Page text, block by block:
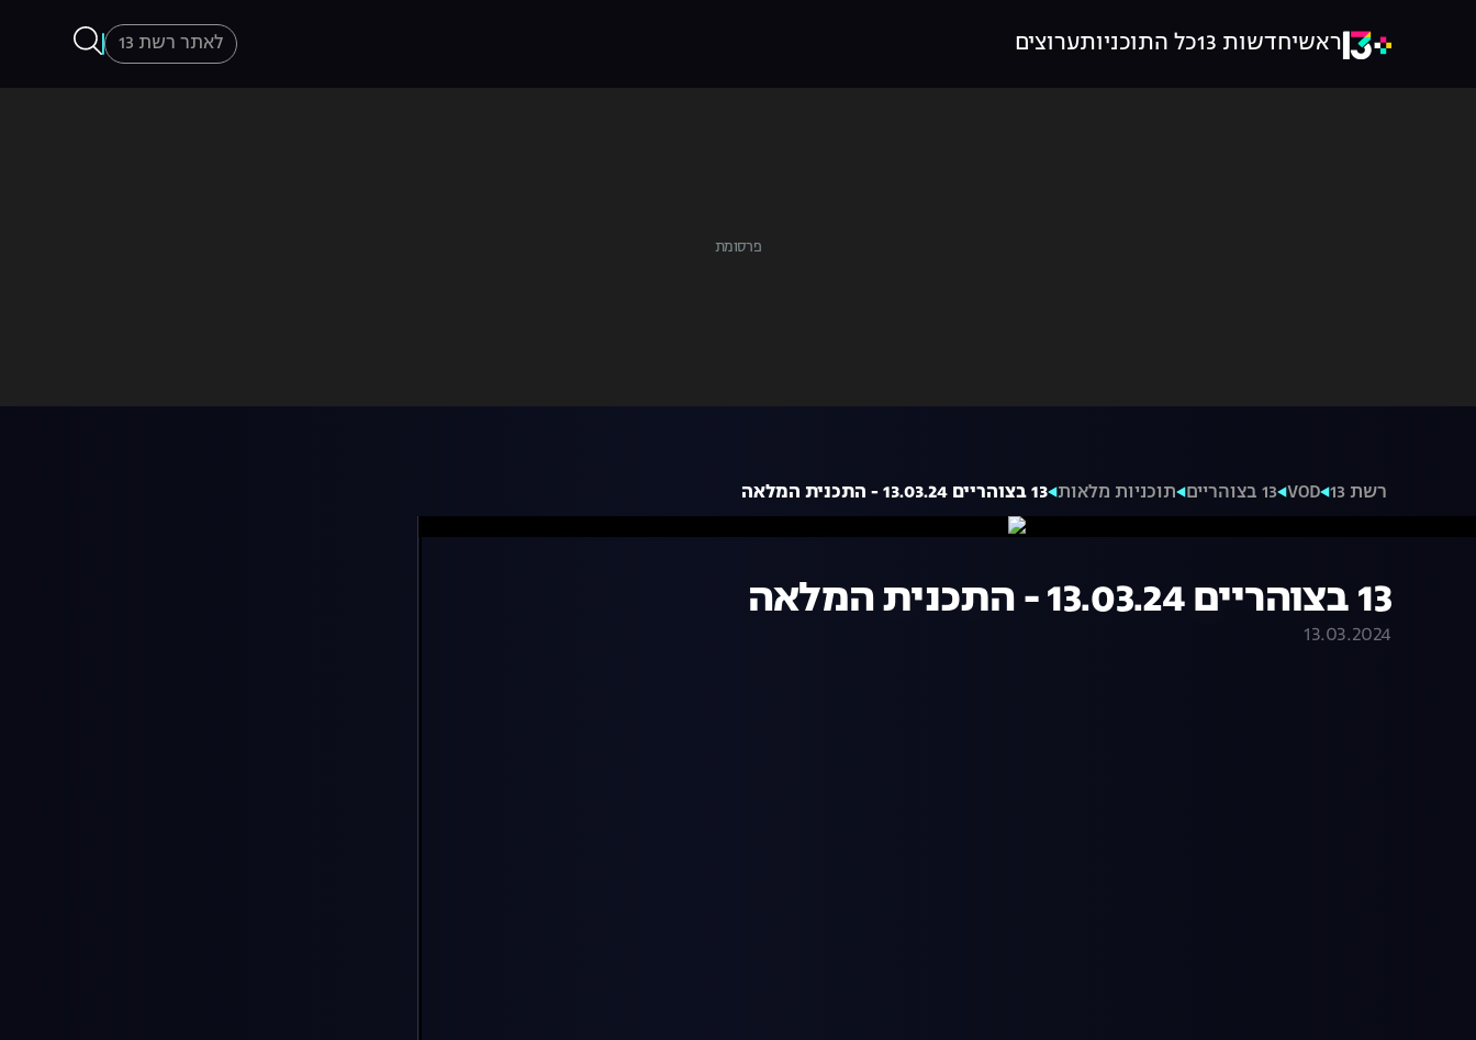
ראשיחדשות 13 כל התוכניותערוצים לאתר רשת 13
רשת 13 VOD 13 בצוהריים תוכניות מלאות 13 בצוהריים 13.03.24 - התכנית המלאה
13 בצוהריים 13.03.24 - התכנית המלאה
13.03.2024